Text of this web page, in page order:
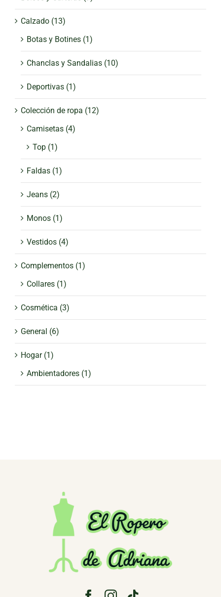
Calzado (13)
Botas y Botines (1)
Chanclas y Sandalias (10)
Deportivas (1)
Colección de ropa (12)
Camisetas (4)
Top (1)
Faldas (1)
Jeans (2)
Monos (1)
Vestidos (4)
Complementos (1)
Collares (1)
Cosmética (3)
General (6)
Hogar (1)
Ambientadores (1)